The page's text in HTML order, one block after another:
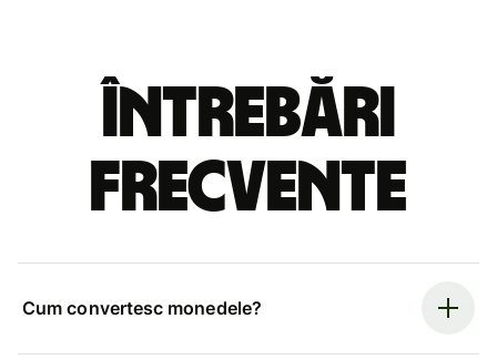
Întrebări
frecvente
Cum convertesc monedele?